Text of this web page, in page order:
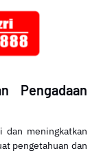
Pengadaan
dan meningkatkan
pengetahuan dan